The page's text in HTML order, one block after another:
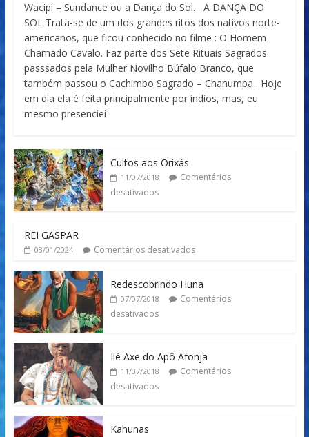
Wacipi – Sundance ou a Dança do Sol. A DANÇA DO
SOL Trata-se de um dos grandes ritos dos nativos norte-
americanos, que ficou conhecido no filme : O Homem
Chamado Cavalo. Faz parte dos Sete Rituais Sagrados
passsados pela Mulher Novilho Búfalo Branco, que
também passou o Cachimbo Sagrado – Chanumpa . Hoje
em dia ela é feita principalmente por índios, mas, eu
mesmo presenciei
Cultos aos Orixás
11/07/2018
Comentários
desativados
REI GASPAR
03/01/2024 Comentários desativados
Redescobrindo Huna
07/07/2018
Comentários
desativados
Ilé Axe do Apô Afonja
11/07/2018
Comentários
desativados
Kahunas